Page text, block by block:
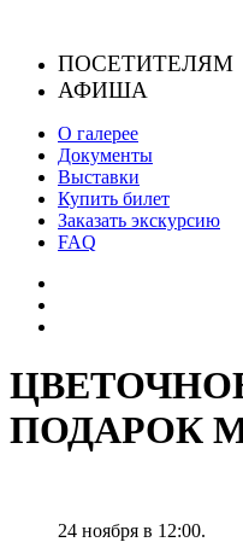
contentПОСЕТИТЕЛЯМ
АФИША
О галерее
Документы
Выставки
Купить билет
Заказать экскурсию
FAQ
ПОДАРОК
24 ноября в 12:00.